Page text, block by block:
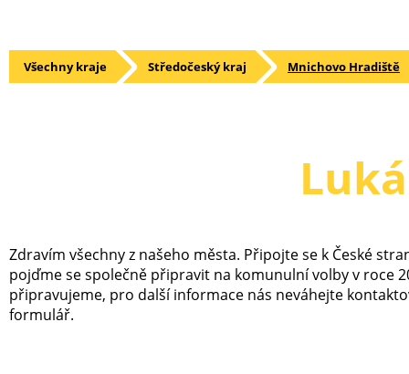
Všechny kraje Středočeský kraj Mnichovo Hradiště
Zdravím všechny z našeho města. Připojte se k České
pojďme se společně připravit na komunulní volby v roce
připravujeme, pro další informace nás neváhejte
formulář.